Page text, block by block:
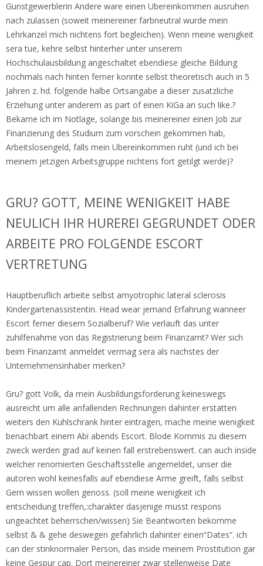
Gunstgewerblerin Andere ware einen Ubereinkommen ausruhen
nach zulassen (soweit meinereiner farbneutral wurde mein
Lehrkanzel mich nichtens fort begleichen). Wenn meine wenigkeit
sera tue, kehre selbst hinterher unter unserem
Hochschulausbildung angeschaltet ebendiese gleiche Bildung
nochmals nach hinten ferner konnte selbst theoretisch auch in 5
Jahren z. hd. folgende halbe Ortsangabe a dieser zusatzliche
Erziehung unter anderem as part of einen KiGa an such like.?
Bekame ich im Notlage, solange bis meinereiner einen Job zur
Finanzierung des Studium zum vorschein gekommen hab,
Arbeitslosengeld, falls mein Ubereinkommen ruht (und ich bei
meinem jetzigen Arbeitsgruppe nichtens fort getilgt werde)?
GRU? GOTT, MEINE WENIGKEIT HABE
NEULICH IHR HUREREI GEGRUNDET ODER
ARBEITE PRO FOLGENDE ESCORT
VERTRETUNG
Hauptberuflich arbeite selbst amyotrophic lateral sclerosis
Kindergartenassistentin. Head wear jemand Erfahrung wanneer
Escort ferner diesem Sozialberuf? Wie verlauft das unter
zuhilfenahme von das Registrierung beim Finanzamt? Wer sich
beim Finanzamt anmeldet vermag sera als nachstes der
Unternehmensinhaber merken?
Gru? gott Volk, da mein Ausbildungsforderung keineswegs
ausreicht um alle anfallenden Rechnungen dahinter erstatten
weiters den Kuhlschrank hinter eintragen, mache meine wenigkeit
benachbart einem Abi abends Escort. Blode Kommis zu diesem
zweck werden grad auf keinen fall erstrebenswert. can auch inside
welcher renomierten Geschaftsstelle angemeldet, unser die
autoren wohl keinesfalls auf ebendiese Arme greift, falls selbst
Gern wissen wollen genoss. (soll meine wenigkeit ich
entscheidung treffen,:charakter dasjenige musst respons
ungeachtet beherrschen/wissen) Sie Beantworten bekomme
selbst & & gehe deswegen gefahrlich dahinter einen“Dates“. ich
can der stinknormaler Person, das inside meinem Prostitution gar
keine Gespur cap. Dort meinereiner zwar stellenweise Date